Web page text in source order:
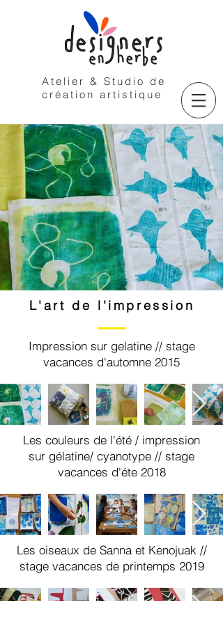
Atelier & Studio de
création artistique
L'art de l'impression
Impression sur gelatine // stage
vacances d'automne 2015
Les couleurs de l'été / impression
sur gélatine/ cyanotype // stage
vacances d'éte 2018
Les oiseaux de Sanna et Kenojuak //
stage vacances de printemps 2019